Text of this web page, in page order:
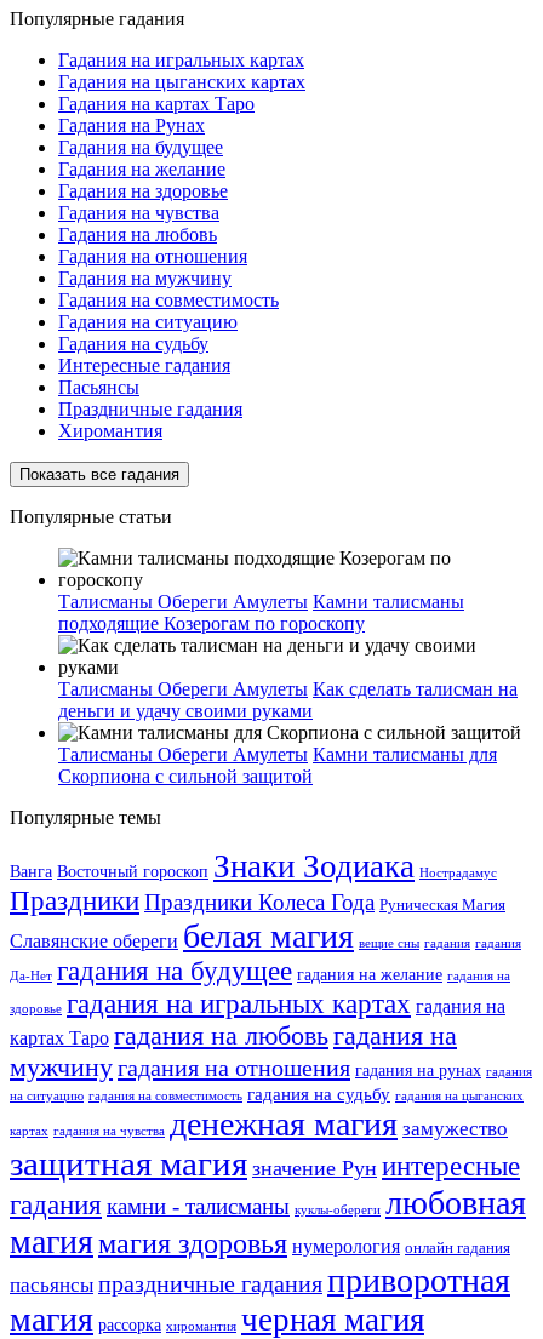
Популярные гадания
Гадания на игральных картах
Гадания на цыганских картах
Гадания на картах Таро
Гадания на Рунах
Гадания на будущее
Гадания на желание
Гадания на здоровье
Гадания на чувства
Гадания на любовь
Гадания на отношения
Гадания на мужчину
Гадания на совместимость
Гадания на ситуацию
Гадания на судьбу
Интересные гадания
Пасьянсы
Праздничные гадания
Хиромантия
Показать все гадания
Популярные статьи
Талисманы Обереги Амулеты Камни талисманы
подходящие Козерогам по гороскопу
Талисманы Обереги Амулеты Как сделать талисман на
деньги и удачу своими руками
Талисманы Обереги Амулеты Камни талисманы для
Скорпиона с сильной защитой
Популярные темы
Ванга Восточный гороскоп Знаки Зодиака Нострадамус
ПраздникиПраздники Колеса Года Руническая Магия
Славянские обереги белая магия вещие сны гадания гадания
Да-Нет гадания на будущее гадания на желание гадания на
здоровье гадания на игральных картах гадания на
картах Таро гадания на любовьгадания на
мужчинугадания на отношения гадания на рунах гадания
на ситуацию гадания на совместимость гадания на судьбу гадания на цыганских
картах гадания на чувства денежная магия замужество
защитная магия значение Рун интересные
гадания камни - талисманы куклы-обереги любовная
магиямагия здоровья нумерология онлайн гадания
пасьянсы праздничные гаданияприворотная
магия рассорка хиромантия черная магия